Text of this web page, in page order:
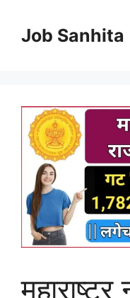
contentJob Sanhita